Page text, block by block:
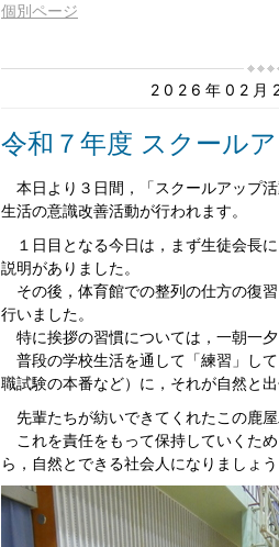
個別ページ
2026年02月
令和７年度 スクール
本日より３日間，「スクールアップ
生活の意識改善活動が行われます。
１日目となる今日は，まず生徒会長
説明がありました。
その後，体育館での整列の仕方の復
行いました。
特に挨拶の習慣については，一朝一
普段の学校生活を通して「練習」し
職試験の本番など）に，それが自然と
先輩たちが紡いできてくれたこの鹿
これを責任をもって保持していくた
ら，自然とできる社会人になりましょ